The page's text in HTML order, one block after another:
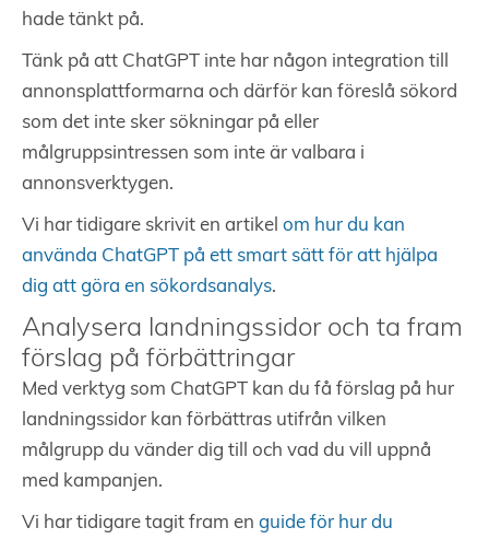
hade tänkt på.
Tänk på att ChatGPT inte har någon integration till
annonsplattformarna och därför kan föreslå sökord
som det inte sker sökningar på eller
målgruppsintressen som inte är valbara i
annonsverktygen.
Vi har tidigare skrivit en artikel om hur du kan
använda ChatGPT på ett smart sätt för att hjälpa
dig att göra en sökordsanalys.
Analysera landningssidor och ta fram
förslag på förbättringar
Med verktyg som ChatGPT kan du få förslag på hur
landningssidor kan förbättras utifrån vilken
målgrupp du vänder dig till och vad du vill uppnå
med kampanjen.
Vi har tidigare tagit fram en guide för hur du